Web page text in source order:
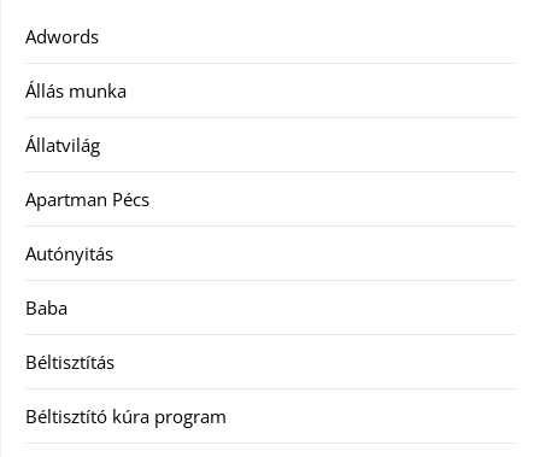
Adwords
Állás munka
Állatvilág
Apartman Pécs
Autónyitás
Baba
Béltisztítás
Béltisztító kúra program